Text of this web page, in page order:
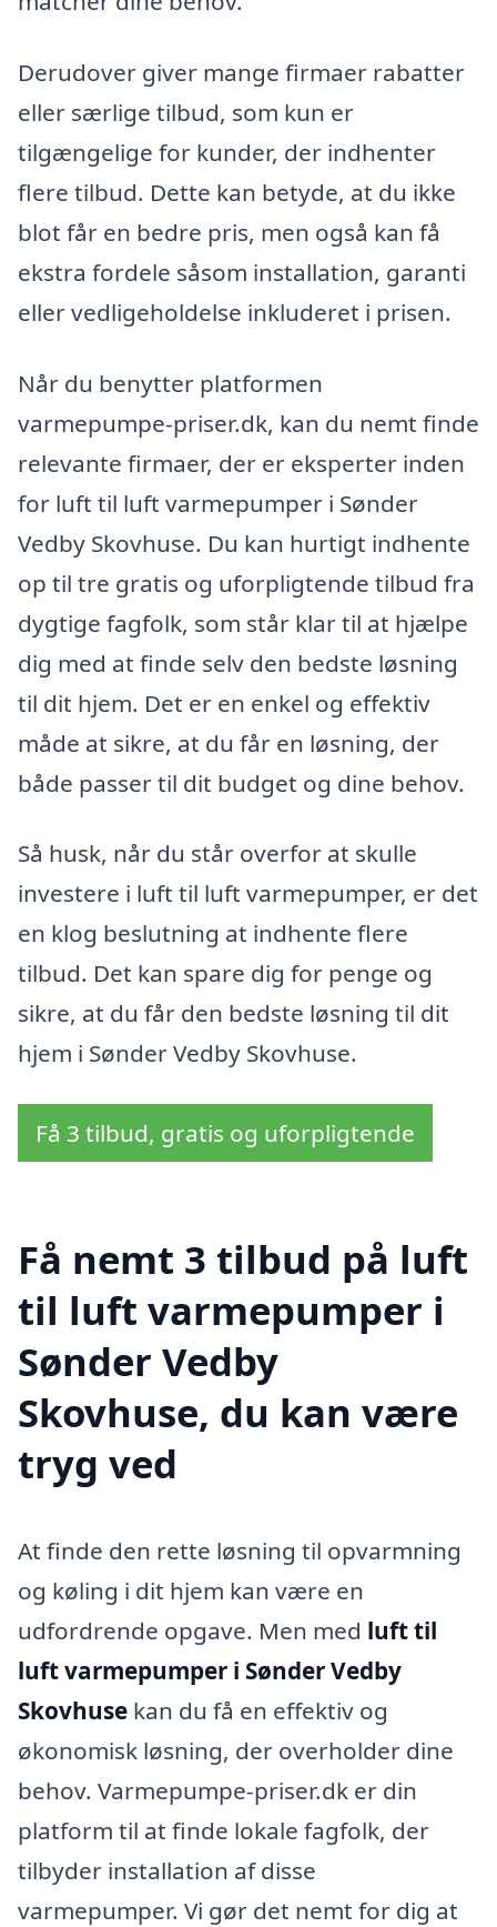
Derudover giver mange firmaer rabatter
eller særlige tilbud, som kun er
tilgængelige for kunder, der indhenter
flere tilbud. Dette kan betyde, at du ikke
blot får en bedre pris, men også kan få
ekstra fordele såsom installation, garanti
eller vedligeholdelse inkluderet i prisen.
Når du benytter platformen
varmepumpe-priser.dk, kan du nemt finde
relevante firmaer, der er eksperter inden
for luft til luft varmepumper i Sønder
Vedby Skovhuse. Du kan hurtigt indhente
op til tre gratis og uforpligtende tilbud fra
dygtige fagfolk, som står klar til at hjælpe
dig med at finde selv den bedste løsning
til dit hjem. Det er en enkel og effektiv
måde at sikre, at du får en løsning, der
både passer til dit budget og dine behov.
Så husk, når du står overfor at skulle
investere i luft til luft varmepumper, er det
en klog beslutning at indhente flere
tilbud. Det kan spare dig for penge og
sikre, at du får den bedste løsning til dit
hjem i Sønder Vedby Skovhuse.
Få 3 tilbud, gratis og uforpligtende
Få nemt 3 tilbud på luft
til luft varmepumper i
Sønder Vedby
Skovhuse, du kan være
tryg ved
At finde den rette løsning til opvarmning
og køling i dit hjem kan være en
udfordrende opgave. Men med luft til
luft varmepumper i Sønder Vedby
Skovhuse kan du få en effektiv og
økonomisk løsning, der overholder dine
behov. Varmepumpe-priser.dk er din
platform til at finde lokale fagfolk, der
tilbyder installation af disse
varmepumper. Vi gør det nemt for dig at